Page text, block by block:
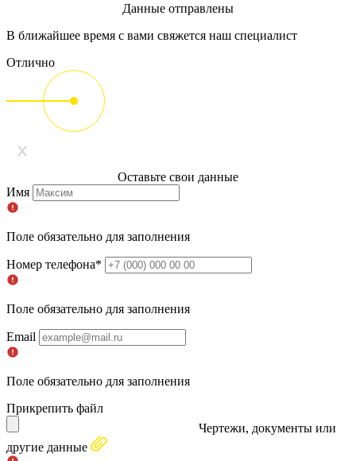
Данные отправлены
В ближайшее время с вами свяжется наш специалист
Отлично
Оставьте свои данные
Имя
Поле обязательно для заполнения
Номер телефона*
Поле обязательно для заполнения
Email
Поле обязательно для заполнения
Прикрепить файл
Чертежи, документы или
другие данные